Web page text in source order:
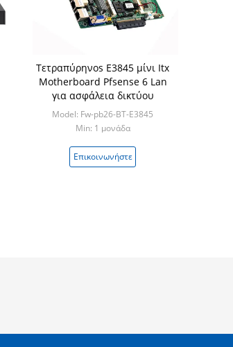
Τετραπύρηνοs E3845 μίνι Itx
Motherboard Pfsense 6 Lan
για ασφάλεια δικτύου
Model: Fw-pb26-BT-E3845
Min: 1 μονάδα
Επικοινωνήστε